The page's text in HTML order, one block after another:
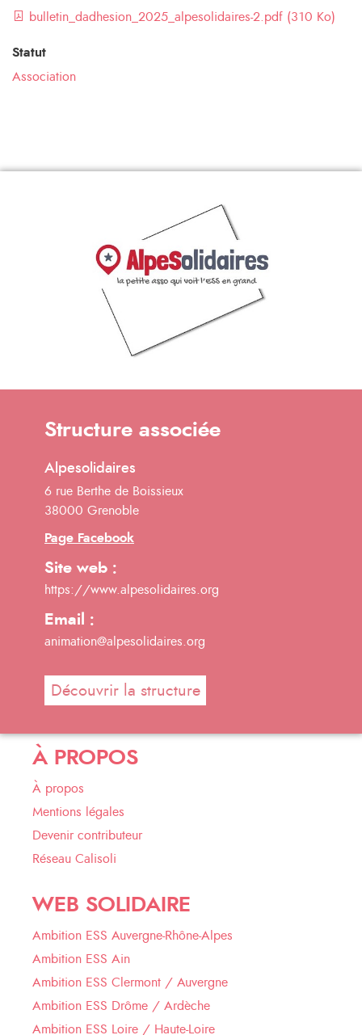
bulletin_dadhesion_2025_alpesolidaires-2.pdf (310 Ko)
Statut
Association
Structure associée
Alpesolidaires
6 rue Berthe de Boissieux
38000 Grenoble
Page Facebook
Site web :
https://www.alpesolidaires.org
Email :
animation@alpesolidaires.org
Découvrir la structure
À PROPOS
À propos
Mentions légales
Devenir contributeur
Réseau Calisoli
WEB SOLIDAIRE
Ambition ESS Auvergne-Rhône-Alpes
Ambition ESS Ain
Ambition ESS Clermont / Auvergne
Ambition ESS Drôme / Ardèche
Ambition ESS Loire / Haute-Loire